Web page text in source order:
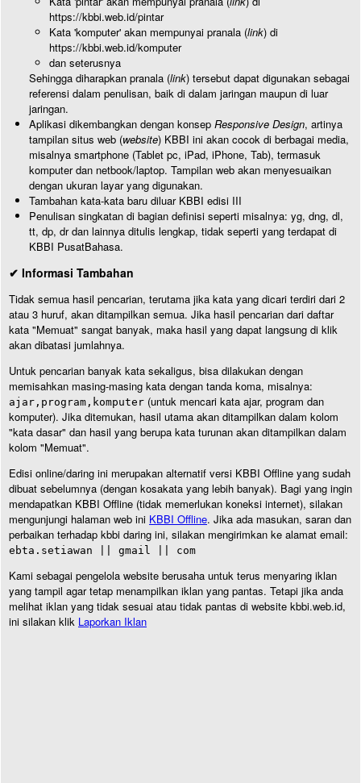
https://kbbi.web.id/pintar
Kata 'komputer' akan mempunyai pranala (link) di
https://kbbi.web.id/komputer
dan seterusnya
Sehingga diharapkan pranala (link) tersebut dapat digunakan sebagai
referensi dalam penulisan, baik di dalam jaringan maupun di luar
jaringan.
Aplikasi dikembangkan dengan konsep Responsive Design, artinya
tampilan situs web (website) KBBI ini akan cocok di berbagai media,
misalnya smartphone (Tablet pc, iPad, iPhone, Tab), termasuk
komputer dan netbook/laptop. Tampilan web akan menyesuaikan
dengan ukuran layar yang digunakan.
Tambahan kata-kata baru diluar KBBI edisi III
Penulisan singkatan di bagian definisi seperti misalnya: yg, dng, dl,
tt, dp, dr dan lainnya ditulis lengkap, tidak seperti yang terdapat di
KBBI PusatBahasa.
✔ Informasi Tambahan
Tidak semua hasil pencarian, terutama jika kata yang dicari terdiri dari 2
atau 3 huruf, akan ditampilkan semua. Jika hasil pencarian dari daftar
kata "Memuat" sangat banyak, maka hasil yang dapat langsung di klik
akan dibatasi jumlahnya.
Untuk pencarian banyak kata sekaligus, bisa dilakukan dengan
memisahkan masing-masing kata dengan tanda koma, misalnya:
ajar,program,komputer (untuk mencari kata ajar, program dan
komputer). Jika ditemukan, hasil utama akan ditampilkan dalam kolom
"kata dasar" dan hasil yang berupa kata turunan akan ditampilkan dalam
kolom "Memuat".
Edisi online/daring ini merupakan alternatif versi KBBI Offline yang sudah
dibuat sebelumnya (dengan kosakata yang lebih banyak). Bagi yang ingin
mendapatkan KBBI Offline (tidak memerlukan koneksi internet), silakan
mengunjungi halaman web ini KBBI Offline. Jika ada masukan, saran dan
perbaikan terhadap kbbi daring ini, silakan mengirimkan ke alamat email:
ebta.setiawan || gmail || com
Kami sebagai pengelola website berusaha untuk terus menyaring iklan
yang tampil agar tetap menampilkan iklan yang pantas. Tetapi jika anda
melihat iklan yang tidak sesuai atau tidak pantas di website kbbi.web.id,
ini silakan klik Laporkan Iklan